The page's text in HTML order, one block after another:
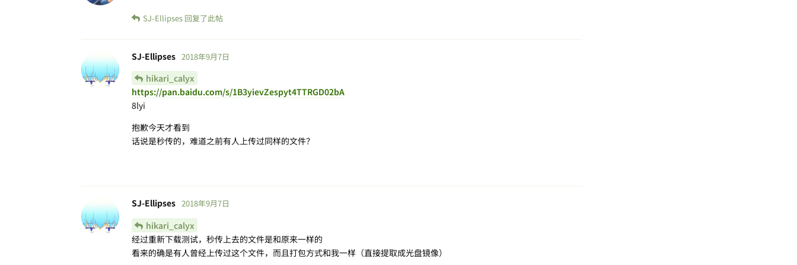
SJ-Ellipses 回复了此帖
SJ-Ellipses 2018年9月7日
hikari_calyx
https://pan.baidu.com/s/1B3yievZespyt4TTRGD02bA
8lyi
抱歉今天才看到
话说是秒传的，难道之前有人上传过同样的文件？
SJ-Ellipses 2018年9月7日
hikari_calyx
经过重新下载测试，秒传上去的文件是和原来一样的
看来的确是有人曾经上传过这个文件，而且打包方式和我一样（直接提取成光盘镜像）